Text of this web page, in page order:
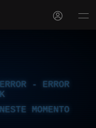
- ERROR
MOMENTO